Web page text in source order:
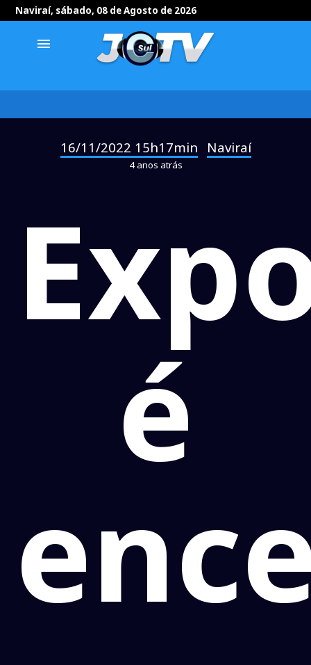
Naviraí, sábado, 08 de Agosto de 2026
menu
16/11/2022 15h17min Naviraí
4 anos atrás
é